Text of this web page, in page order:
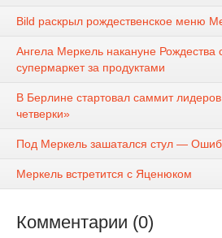
Bild раскрыл рождественское меню
Ангела Меркель накануне Рождества
супермаркет за продуктами
В Берлине стартовал саммит
четверки»
Под Меркель зашатался стул —
Меркель встретится с Яценюком
Комментарии (0)